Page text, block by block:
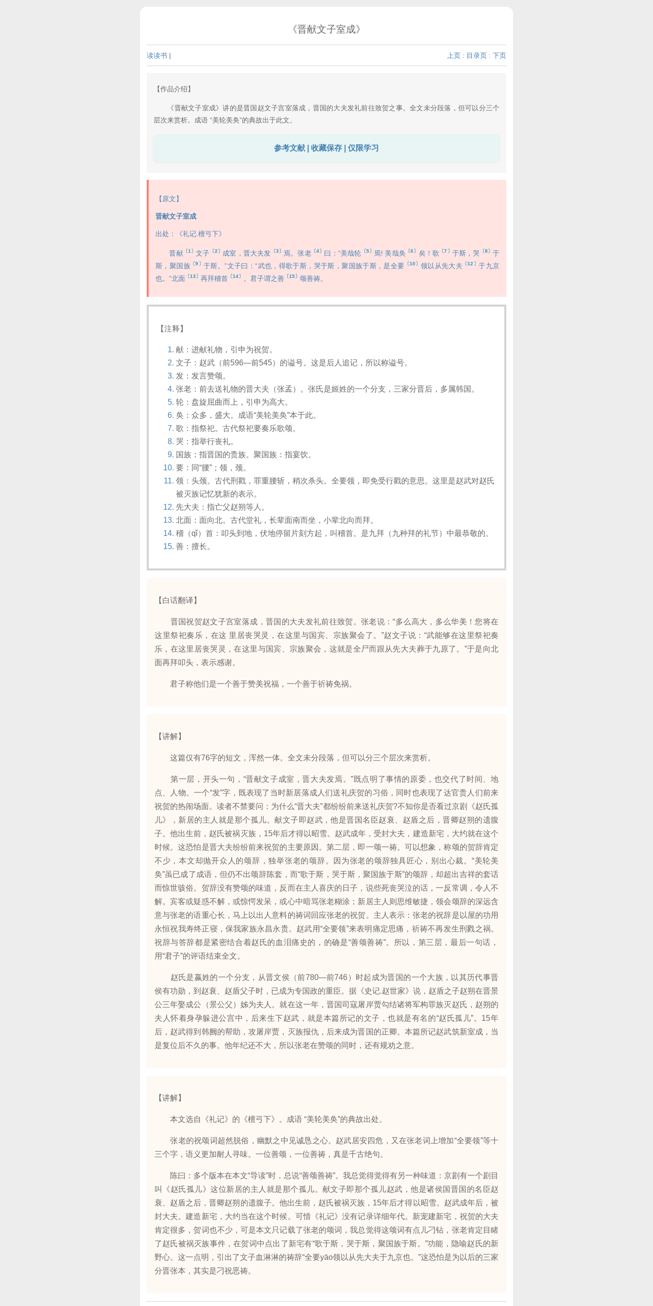
《晋献文子室成》
读读书 | 上页 : 目录页 : 下页
【作品介绍】
《晋献文子室成》讲的是晋国赵文子宫室落成，晋国的大夫发礼前往致贺之事。全文未分段落，但可以分三个
层次来赏析。成语 “美轮美奂”的典故出于此文。
参考文献 | 收藏保存 | 仅限学习
【原文】
晋献文子室成
出处：《礼记.檀弓下》
晋献 〔1〕文子 〔2〕 成室，晋大夫发 〔3〕焉。张老 〔4〕 曰：“美哉轮 〔5〕焉! 美哉奂 〔6〕 矣！歌 〔7〕 于斯，哭 〔8〕 于
斯，聚国族〔9〕 于斯。”文子曰：“武也，得歌于斯，哭于斯，聚国族于斯，是全要 〔10〕 领以从先大夫 〔12〕 于九京
也。”北面 〔13〕 再拜稽首 〔14〕 。君子谓之善 〔15〕 颂善祷。
【注释】
献：进献礼物，引申为祝贺。
文子：赵武（前596—前545）的谥号。这是后人追记，所以称谥号。
发：发言赞颂。
张老：前去送礼物的晋大夫（张孟）。张氏是姬姓的一个分支，三家分晋后，多属韩国。
轮：盘旋屈曲而上，引申为高大。
奂：众多，盛大。成语“美轮美奂”本于此。
歌：指祭祀。古代祭祀要奏乐歌颂。
哭：指举行丧礼。
国族：指晋国的贵族。聚国族：指宴饮。
要：同“腰”；领，颈。
领：头颈。古代刑戳，罪重腰斩，稍次杀头。全要领，即免受行戳的意思。这里是赵武对赵氏
被灭族记忆犹新的表示。
先大夫：指亡父赵朔等人。
北面：面向北。古代堂礼，长辈面南而坐，小辈北向而拜。
稽（qǐ）首：叩头到地，伏地停留片刻方起，叫稽首。是九拜（九种拜的礼节）中最恭敬的。
善：擅长。
【白话翻译】
晋国祝贺赵文子宫室落成，晋国的大夫发礼前往致贺。张老说：“多么高大，多么华美！您将在
这里祭祀奏乐，在这 里居丧哭灵，在这里与国宾、宗族聚会了。”赵文子说：“武能够在这里祭祀奏
乐，在这里居丧哭灵，在这里与国宾、宗族聚会，这就是全尸而跟从先大夫葬于九原了。”于是向北
面再拜叩头，表示感谢。
君子称他们是一个善于赞美祝福，一个善于祈祷免祸。
【讲解】
这篇仅有76字的短文，浑然一体。全文未分段落，但可以分三个层次来赏析。
第一层，开头一句，“晋献文子成室，晋大夫发焉。”既点明了事情的原委，也交代了时间、地
点、人物。一个“发”字，既表现了当时新居落成人们送礼庆贺的习俗，同时也表现了达官贵人们前来
祝贺的热闹场面。读者不禁要问：为什么“晋大夫”都纷纷前来送礼庆贺?不知你是否看过京剧《赵氏孤
儿》，新居的主人就是那个孤儿。献文子即赵武，他是晋国名臣赵衰、赵盾之后，晋卿赵朔的遗腹
子。他出生前，赵氏被祸灭族，15年后才得以昭雪。赵武成年，受封大夫，建造新宅，大约就在这个
时候。这恐怕是晋大夫纷纷前来祝贺的主要原因。第二层，即一颂一祷。可以想象，称颂的贺辞肯定
不少，本文却抛开众人的颂辞，独举张老的颂辞。因为张老的颂辞独具匠心，别出心裁。“美轮美
奂”虽已成了成语，但仍不出颂辞陈套，而“歌于斯，哭于斯，聚国族于斯”的颂辞，却超出吉祥的套话
而惊世骇俗。贺辞没有赞颂的味道，反而在主人喜庆的日子，说些死丧哭泣的话，一反常调，令人不
解。宾客或疑惑不解，或惊愕发呆，或心中暗骂张老糊涂；新居主人则思维敏捷，领会颂辞的深远含
意与张老的语重心长，马上以出人意料的祷词回应张老的祝贺。主人表示：张老的祝辞是以屋的功用
永恒祝我寿终正寝，保我家族永昌永贵。赵武用“全要领”来表明痛定思痛，祈祷不再发生刑戮之祸。
祝辞与答辞都是紧密结合着赵氏的血泪痛史的，的确是“善颂善祷”。所以，第三层，最后一句话，
用“君子”的评语结束全文。
赵氏是嬴姓的一个分支，从晋文侯（前780—前746）时起成为晋国的一个大族，以其历代事晋
侯有功勋，到赵衰、赵盾父子时，已成为专国政的重臣。据《史记.赵世家》说，赵盾之子赵朔在晋景
公三年娶成公（景公父）姊为夫人。就在这一年，晋国司寇屠岸贾勾结诸将军构罪族灭赵氏，赵朔的
夫人怀着身孕躲进公宫中，后来生下赵武，就是本篇所记的文子，也就是有名的“赵氏孤儿”。15年
后，赵武得到韩阙的帮助，攻屠岸贾，灭族报仇，后来成为晋国的正卿。本篇所记赵武筑新室成，当
是复位后不久的事。他年纪还不大，所以张老在赞颂的同时，还有规劝之意。
【讲解】
本文选自《礼记》的《檀弓下》。成语 “美轮美奂”的典故出处。
张老的祝颂词超然脱俗，幽默之中见诚恳之心。赵武居安四危，又在张老词上增加“全要领”等十
三个字，语义更加耐人寻味。一位善颂，一位善祷，真是千古绝句。
陈曰：多个版本在本文“导读”时，总说“善颂善祷”。我总觉得觉得有另一种味道：京剧有一个剧目
叫《赵氏孤儿》这位新居的主人就是那个孤儿。献文子即那个孤儿赵武，他是诸侯国晋国的名臣赵
衰、赵盾之后，晋卿赵朔的遗腹子。他出生前，赵氏被祸灭族，15年后才得以昭雪。赵武成年后，被
封大夫。建造新宅，大约当在这个时候。可惜《礼记》没有记录详细年代。新宠建新宅，祝贺的大夫
肯定很多，贺词也不少，可是本文只记载了张老的颂词，我总觉得这颂词有点儿刁钻，张老肯定目睹
了赵氏被祸灭族事件，在贺词中点出了新宅有“歌于斯，哭于斯，聚国族于斯。”功能，隐喻赵氏的新
野心。这一点明，引出了文子血淋淋的祷辞“全要yāo领以从先大夫于九京也。”这恐怕是为以后的三家
分晋张本，其实是刁祝恶祷。